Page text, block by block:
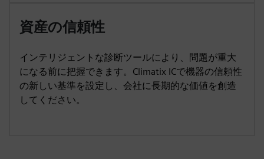
資産の信頼性
インテリジェントな診断ツールにより、問題が重大
になる前に把握できます。Climatix ICで機器の信頼性
の新しい基準を設定し、会社に長期的な価値を創造
してください。